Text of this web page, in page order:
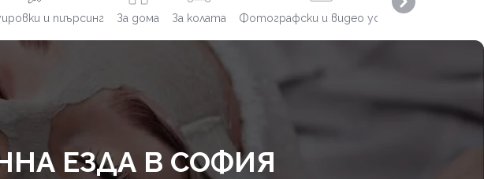
и пиърсинг За дома За колата Фотографски и видео услуги
Next slide
ЕЗДА В СОФИЯ